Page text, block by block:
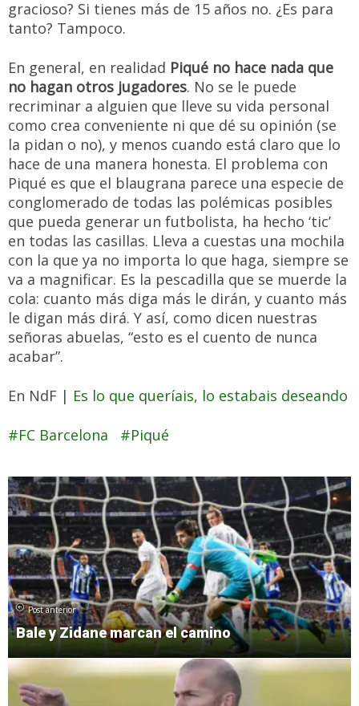
gracioso? Si tienes más de 15 años no. ¿Es para
tanto? Tampoco.
En general, en realidad Piqué no hace nada que
no hagan otros jugadores. No se le puede
recriminar a alguien que lleve su vida personal
como crea conveniente ni que dé su opinión (se
la pidan o no), y menos cuando está claro que lo
hace de una manera honesta. El problema con
Piqué es que el blaugrana parece una especie de
conglomerado de todas las polémicas posibles
que pueda generar un futbolista, ha hecho ‘tic’
en todas las casillas. Lleva a cuestas una mochila
con la que ya no importa lo que haga, siempre se
va a magnificar. Es la pescadilla que se muerde la
cola: cuanto más diga más le dirán, y cuanto más
le digan más dirá. Y así, como dicen nuestras
señoras abuelas, “esto es el cuento de nunca
acabar”.
En NdF | Es lo que queríais, lo estabais deseando
FC Barcelona Piqué
Post anterior
Bale y Zidane marcan el camino